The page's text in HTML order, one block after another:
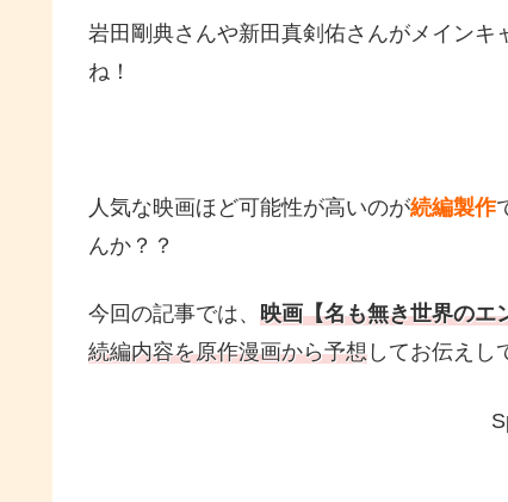
岩田剛典さんや新田真剣佑さんがメインキ
ね！
人気な映画ほど可能性が高いのが続編製作
んか？？
今回の記事では、 映画【名も無き世界のエ
続編内容を原作漫画から予想 してお伝えし